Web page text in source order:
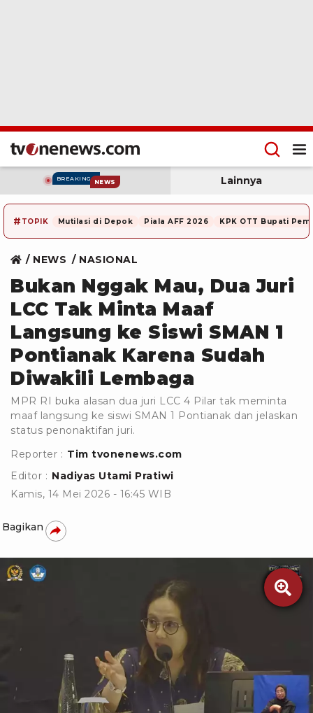
BREAKING NEWS Lainnya
# TOPIK Mutilasi di Depok Piala AFF 2026 KPK OTT Bupati
NEWS NASIONAL
Bukan Nggak Mau, Dua Juri
LCC Tak Minta Maaf
Langsung ke Siswi SMAN 1
Pontianak Karena Sudah
Diwakili Lembaga
MPR RI buka alasan dua juri LCC 4 Pilar tak meminta
maaf langsung ke siswi SMAN 1 Pontianak dan jelaskan
status penonaktifan juri.
Reporter : Tim tvonenews.com
Editor : Nadiyas Utami Pratiwi
Kamis, 14 Mei 2026 - 16:45 WIB
Bagikan
